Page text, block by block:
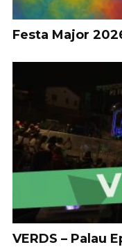
Festa Major
VERDS – Palau